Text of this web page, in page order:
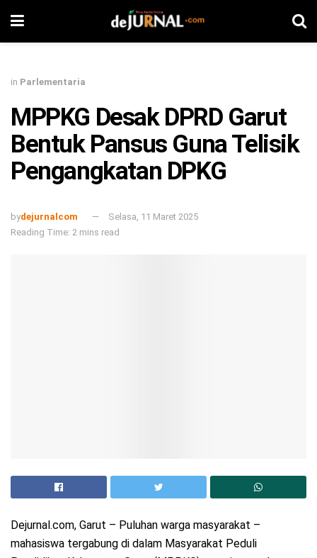
in Parlementaria
MPPKG Desak DPRD Garut
Bentuk Pansus Guna Telisik
Pengangkatan DPKG
bydejurnalcom
Selasa, 11 Maret 2025
Reading Time: 2 mins read
Dejurnal.com, Garut – Puluhan warga masyarakat –
mahasiswa tergabung di dalam Masyarakat Peduli